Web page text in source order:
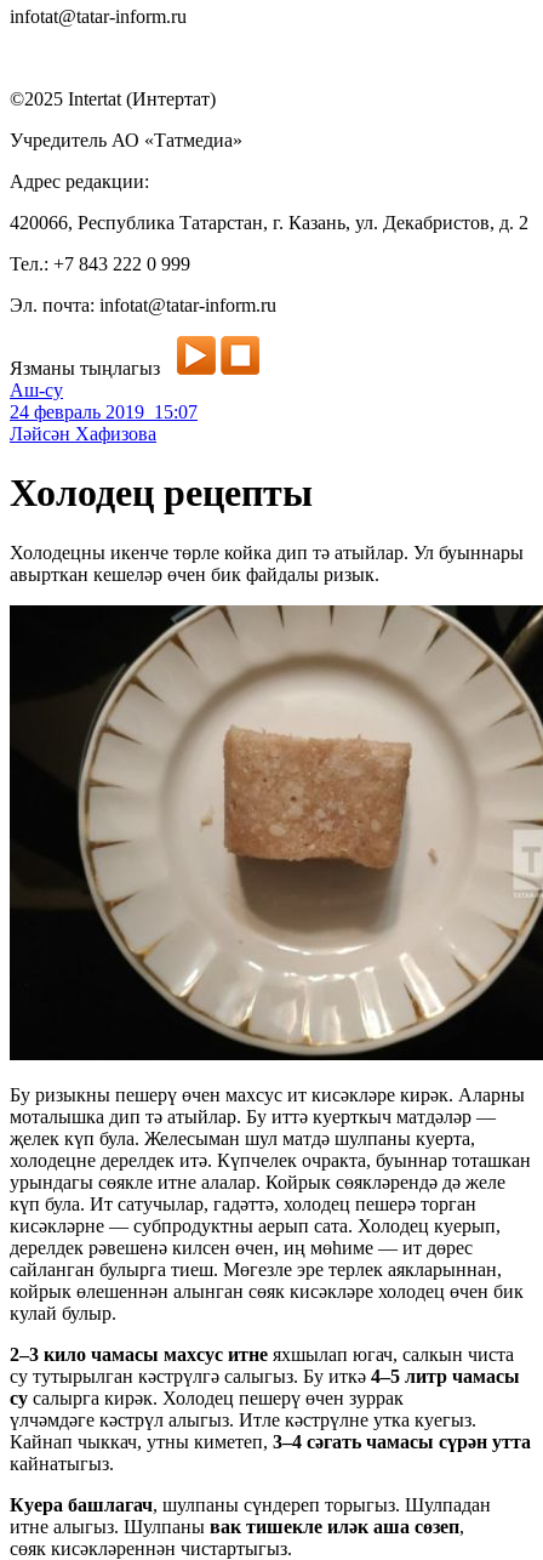
infotat@tatar-inform.ru
©2025 Intertat (Интертат)
Учредитель АО «Татмедиа»
Адрес редакции:
420066, Республика Татарстан, г. Казань, ул. Декабристов, д. 2
Тел.: +7 843 222 0 999
Эл. почта: infotat@tatar-inform.ru
Язманы тыңлагыз
Аш-су
24 февраль 2019 15:07
Ләйсән Хафизова
Холодец рецепты
Холодецны икенче төрле койка дип тә атыйлар. Ул буыннары
авырткан кешеләр өчен бик файдалы ризык.
Бу ризыкны пешерү өчен махсус ит кисәкләре кирәк. Аларны
моталышка дип тә атыйлар. Бу иттә куерткыч матдәләр —
җелек күп була. Желесыман шул матдә шулпаны куерта,
холодецне дерелдек итә. Күпчелек очракта, буыннар тоташкан
урындагы сөякле итне алалар. Койрык сөякләрендә дә желе
күп була. Ит сатучылар, гадәттә, холодец пешерә торган
кисәкләрне — субпродуктны аерып сата. Холодец куерып,
дерелдек рәвешенә килсен өчен, иң мөһиме — ит дөрес
сайланган булырга тиеш. Мөгезле эре терлек аякларыннан,
койрык өлешеннән алынган сөяк кисәкләре холодец өчен бик
кулай булыр.
2–3 кило чамасы махсус итне яхшылап югач, салкын чиста
су тутырылган кәстрүлгә салыгыз. Бу иткә 4–5 литр чамасы
су салырга кирәк. Холодец пешерү өчен зуррак
үлчәмдәге кәстрүл алыгыз. Итле кәстрүлне утка куегыз.
Кайнап чыккач, утны киметеп, 3–4 сәгать чамасы сүрән утта
кайнатыгыз.
Куера башлагач, шулпаны сүндереп торыгыз. Шулпадан
итне алыгыз. Шулпаны вак тишекле иләк аша сөзеп,
сөяк кисәкләреннән чистартыгыз.